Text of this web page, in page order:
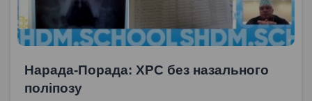
Нарада-Порада: ХРС без назального
поліпозу